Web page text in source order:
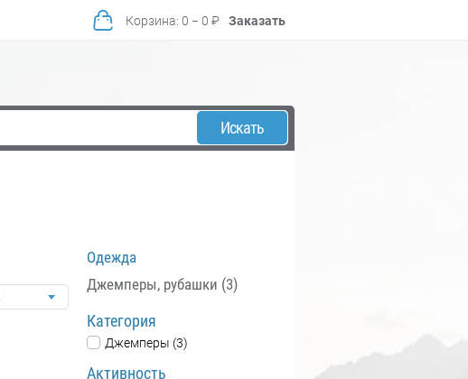
Корзина: 0 − 0 ₽ Заказать
Искать
Одежда
Джемперы, рубашки (3)
Категория
Джемперы (3)
Активность